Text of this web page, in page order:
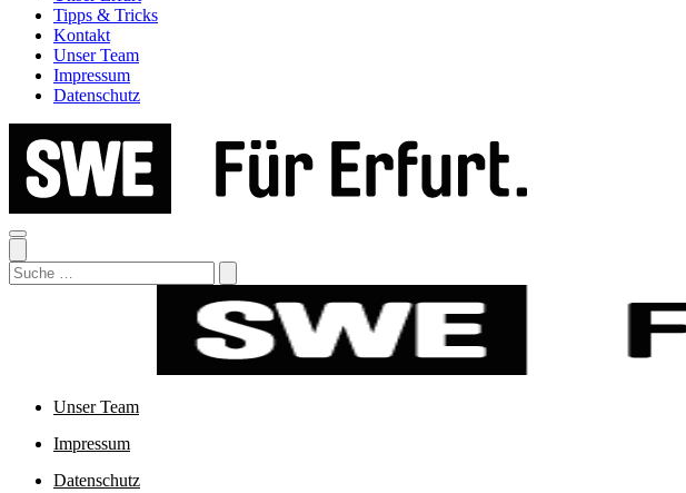
Tipps & Tricks
Kontakt
Unser Team
Impressum
Datenschutz
Search
Unser Team
Impressum
Datenschutz